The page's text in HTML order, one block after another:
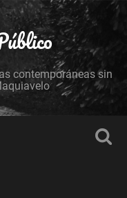
contemporáneas sin